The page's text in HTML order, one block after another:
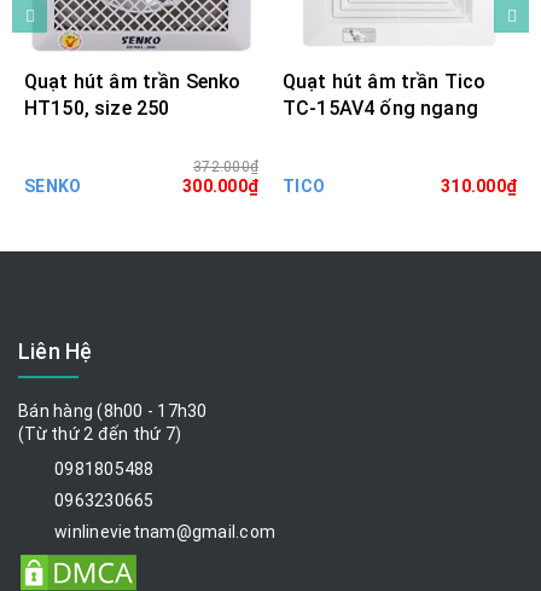
Quạt hút âm trần Senko
HT150, size 250
SENKO
372.000₫
300.000₫
Quạt hút âm trần Tico
TC-15AV4 ống ngang
TICO 310.000₫
Liên Hệ
Bán hàng (8h00 - 17h30
(Từ thứ 2 đến thứ 7)
0981805488
0963230665
winlinevietnam@gmail.com